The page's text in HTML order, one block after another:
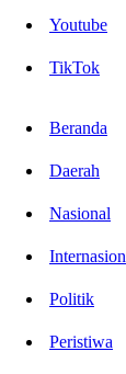
Youtube
TikTok
Beranda
Daerah
Nasional
Politik
Peristiwa